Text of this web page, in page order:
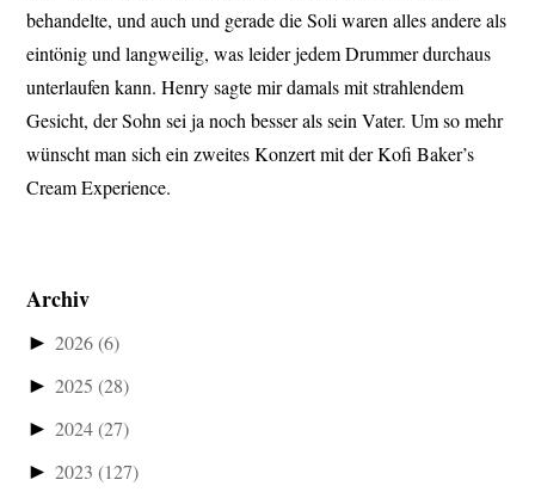
behandelte, und auch und gerade die Soli waren alles andere als
eintönig und langweilig, was leider jedem Drummer durchaus
unterlaufen kann. Henry sagte mir damals mit strahlendem
Gesicht, der Sohn sei ja noch besser als sein Vater. Um so mehr
wünscht man sich ein zweites Konzert mit der Kofi Baker’s
Cream Experience.
Archiv
► 2026(6)
► 2025(28)
► 2024(27)
► 2023(127)